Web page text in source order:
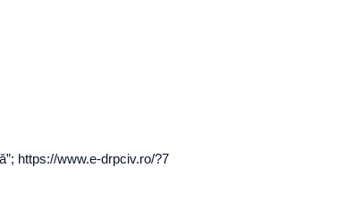
https://www.e-drpciv.ro/?7